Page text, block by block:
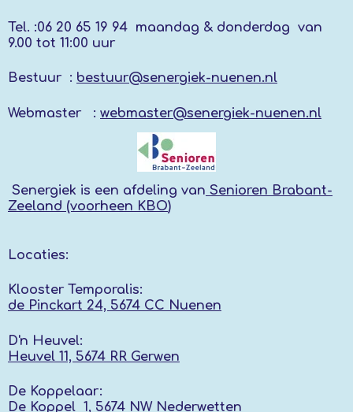
Tel. :06 20 65 19 94 maandag & donderdag van
9.00 tot 11:00 uur
Bestuur : bestuur@senergiek-nuenen.nl
Webmaster : webmaster@senergiek-nuenen.nl
Senergiek is een afdeling van Senioren Brabant-
Zeeland (voorheen KBO)
Locaties:
Klooster Temporalis:
de Pinckart 24, 5674 CC Nuenen
D'n Heuvel:
Heuvel 11, 5674 RR Gerwen
De Koppelaar:
De Koppel 1, 5674 NW Nederwetten